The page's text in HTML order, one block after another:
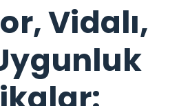
Vidalı,